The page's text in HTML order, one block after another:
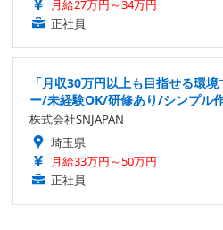
月給27万円～34万円
正社員
「月収30万円以上も目指せる環
ー/未経験OK/研修あり/シンプル
株式会社SNJAPAN
埼玉県
月給33万円～50万円
正社員